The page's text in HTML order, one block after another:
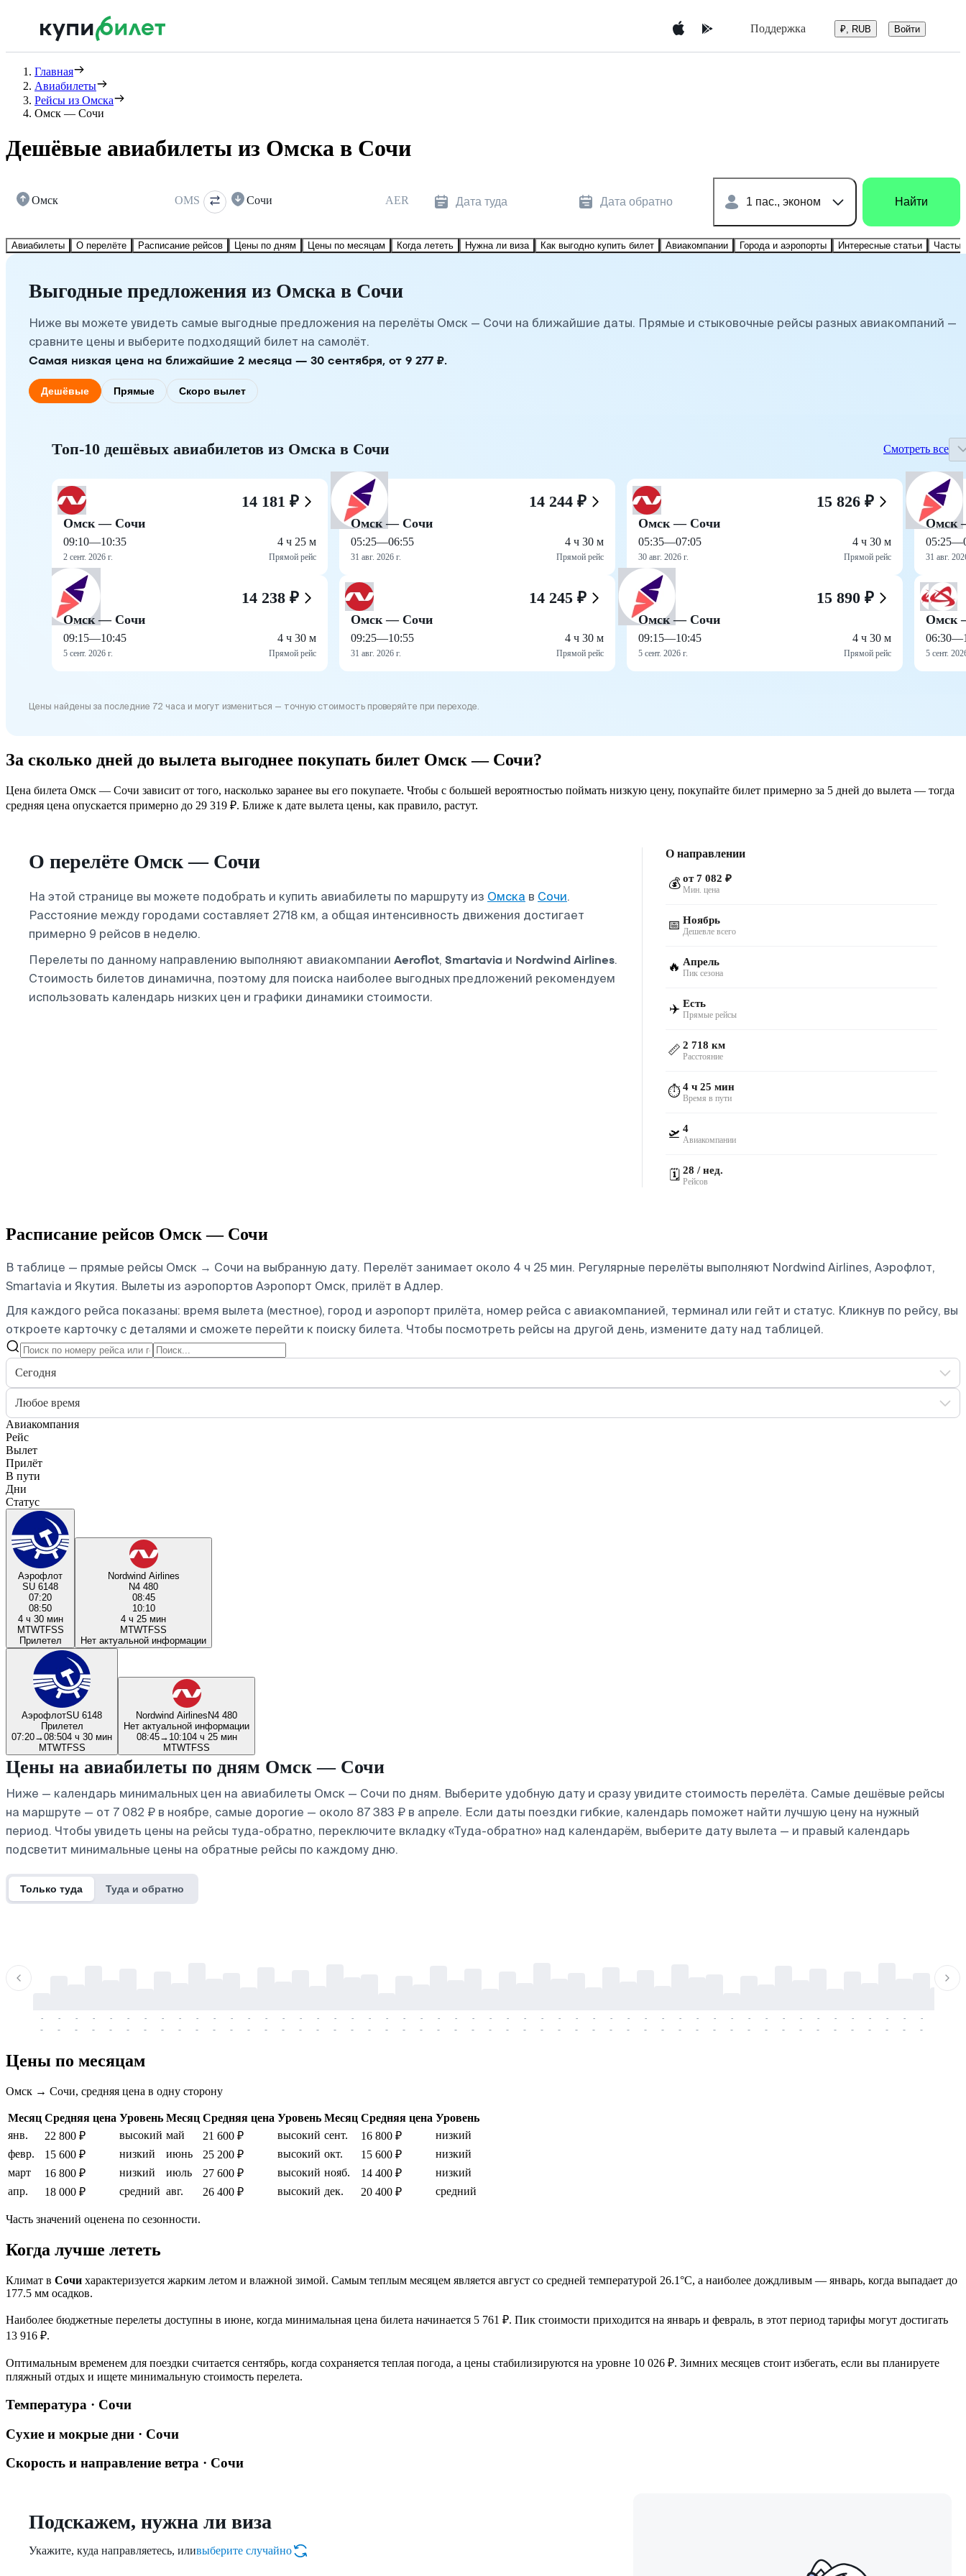
Поддержка ₽, RUB Войти
Главная
Авиабилеты
Рейсы из Омска
Омск — Сочи
Дешёвые авиабилеты из Омска в Сочи
Омск OMS Сочи AER Дата туда Дата обратно 1 пас., эконом Найти
Авиабилеты О перелёте Расписание рейсов Цены по дням Цены по месяцам Когда лететь Нужна ли виза Как выгодно купить билет Авиакомпании Города и аэропорты Интересные статьи
Выгодные предложения из Омска в Сочи
Ниже вы можете увидеть самые выгодные предложения на перелёты Омск — Сочи на ближайшие даты. Прямые и стыковочные рейсы разных авиакомпаний —
сравните цены и выберите подходящий билет на самолёт.
Самая низкая цена на ближайшие 2 месяца — 30 сентября, от 9 277 ₽.
Дешёвые Прямые Скоро вылет
Топ-10 дешёвых авиабилетов из Омска в Сочи Смотреть все
14 181 ₽
Омск — Сочи
09:10—10:35
2 сент. 2026 г.
4 ч 25 м
Прямой рейс
14 238 ₽
Омск — Сочи
09:15—10:45
5 сент. 2026 г.
4 ч 30 м
Прямой рейс
14 244 ₽
Омск — Сочи
05:25—06:55
31 авг. 2026 г.
4 ч 30 м
Прямой рейс
14 245 ₽
Омск — Сочи
09:25—10:55
31 авг. 2026 г.
4 ч 30 м
Прямой рейс
15 826 ₽
Омск — Сочи
05:35—07:05
30 авг. 2026 г.
4 ч 30 м
Прямой рейс
15 890 ₽
Омск — Сочи
09:15—10:45
5 сент. 2026 г.
4 ч 30 м
Прямой рейс
Омск
05:25—
31 авг.
Омск
06:30—
5 сент.
Цены найдены за последние 72 часа и могут измениться — точную стоимость проверяйте при переходе.
За сколько дней до вылета выгоднее покупать билет Омск — Сочи?
Цена билета Омск — Сочи зависит от того, насколько заранее вы его покупаете. Чтобы с большей вероятностью поймать низкую цену, покупайте билет примерно за 5 дней до вылета — тогда
средняя цена опускается примерно до 29 319 ₽. Ближе к дате вылета цены, как правило, растут.
О перелёте Омск — Сочи
На этой странице вы можете подобрать и купить авиабилеты по маршруту из Омска в Сочи.
Расстояние между городами составляет 2718 км, а общая интенсивность движения достигает
примерно 9 рейсов в неделю.
Перелеты по данному направлению выполняют авиакомпании Aeroflot, Smartavia и Nordwind Airlines.
Стоимость билетов динамична, поэтому для поиска наиболее выгодных предложений рекомендуем
использовать календарь низких цен и графики динамики стоимости.
О направлении
💰 от 7 082 ₽
Мин. цена
📅 Ноябрь
Дешевле всего
🔥 Апрель
Пик сезона
✈️ Есть
Прямые рейсы
📏 2 718 км
Расстояние
⏱️ 4 ч 25 мин
Время в пути
🛫 4
Авиакомпании
🗓️ 28 / нед.
Рейсов
Расписание рейсов Омск — Сочи
В таблице — прямые рейсы Омск → Сочи на выбранную дату. Перелёт занимает около 4 ч 25 мин. Регулярные перелёты выполняют Nordwind Airlines, Аэрофлот,
Smartavia и Якутия. Вылеты из аэропортов Аэропорт Омск, прилёт в Адлер.
Для каждого рейса показаны: время вылета (местное), город и аэропорт прилёта, номер рейса с авиакомпанией, терминал или гейт и статус. Кликнув по рейсу, вы
откроете карточку с деталями и сможете перейти к поиску билета. Чтобы посмотреть рейсы на другой день, измените дату над таблицей.
Сегодня
Любое время
Авиакомпания
Рейс
Вылет
Прилёт
В пути
Дни
Статус
Аэрофлот
SU 6148
07:20
08:50
4 ч 30 мин
MTWTFSS
Прилетел
Nordwind Airlines
N4 480
08:45
10:10
4 ч 25 мин
MTWTFSS
Нет актуальной информации
АэрофлотSU 6148
Прилетел
07:20→08:504 ч 30 мин
MTWTFSS
Nordwind AirlinesN4 480
Нет актуальной информации
08:45→ 10:104 ч 25 мин
MTWTFSS
Цены на авиабилеты по дням Омск — Сочи
Ниже — календарь минимальных цен на авиабилеты Омск — Сочи по дням. Выберите удобную дату и сразу увидите стоимость перелёта. Самые дешёвые рейсы
на маршруте — от 7 082 ₽ в ноябре, самые дорогие — около 87 383 ₽ в апреле. Если даты поездки гибкие, календарь поможет найти лучшую цену на нужный
период. Чтобы увидеть цены на рейсы туда-обратно, переключите вкладку «Туда-обратно» над календарём, выберите дату вылета — и правый календарь
подсветит минимальные цены на обратные рейсы по каждому дню.
Только туда Туда и обратно
-
-
-
-
-
-
-
-
-
-
-
-
-
-
-
-
-
-
-
-
-
-
-
-
-
-
-
-
-
-
-
-
-
-
-
-
-
-
-
-
-
-
-
-
-
-
-
-
-
-
-
-
-
-
-
-
-
-
-
-
-
-
-
-
-
-
-
-
-
-
-
-
-
-
-
-
-
-
-
-
-
-
-
-
-
-
-
-
-
-
-
-
-
-
-
-
-
-
-
-
-
-
-
-
Цены по месяцам
Омск → Сочи, средняя цена в одну сторону
Месяц Средняя цена Уровень Месяц Средняя цена Уровень Месяц Средняя цена Уровень
янв.
22 800 ₽ высокий май 21 600 ₽ высокий сент. 16 800 ₽
низкий
февр.
15 600 ₽ низкий июнь 25 200 ₽ высокий окт. 15 600 ₽
низкий
март
16 800 ₽ низкий июль 27 600 ₽ высокий нояб. 14 400 ₽
низкий
апр.
18 000 ₽ средний авг. 26 400 ₽ высокий дек. 20 400 ₽ средний
Часть значений оценена по сезонности.
Когда лучше лететь
Климат в Сочи характеризуется жарким летом и влажной зимой. Самым теплым месяцем является август со средней температурой 26.1°C, а наиболее дождливым — январь, когда выпадает до
177.5 мм осадков.
Наиболее бюджетные перелеты доступны в июне, когда минимальная цена билета начинается 5 761 ₽. Пик стоимости приходится на январь и февраль, в этот период тарифы могут достигать
13 916 ₽.
Оптимальным временем для поездки считается сентябрь, когда сохраняется теплая погода, а цены стабилизируются на уровне 10 026 ₽. Зимних месяцев стоит избегать, если вы планируете
пляжный отдых и ищете минимальную стоимость перелета.
Температура · Сочи
Сухие и мокрые дни · Сочи
Скорость и направление ветра · Сочи
Подскажем, нужна ли виза
Укажите, куда направляетесь, иливыберите случайно